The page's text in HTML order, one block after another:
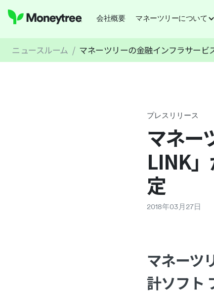
会社概要 マネーツリーについて
ニュースルーム / マネーツリーの金融インフラサー
プレスリリース
マネー
LINK
定
2018年03月27日
マネーツ
計ソフト